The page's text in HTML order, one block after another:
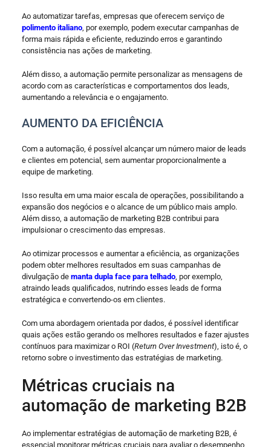
Ao automatizar tarefas, empresas que oferecem serviço de
polimento italiano, por exemplo, podem executar campanhas de
forma mais rápida e eficiente, reduzindo erros e garantindo
consistência nas ações de marketing.
Além disso, a automação permite personalizar as mensagens de
acordo com as características e comportamentos dos leads,
aumentando a relevância e o engajamento.
AUMENTO DA EFICIÊNCIA
Com a automação, é possível alcançar um número maior de leads
e clientes em potencial, sem aumentar proporcionalmente a
equipe de marketing.
Isso resulta em uma maior escala de operações, possibilitando a
expansão dos negócios e o alcance de um público mais amplo.
Além disso, a automação de marketing B2B contribui para
impulsionar o crescimento das empresas.
Ao otimizar processos e aumentar a eficiência, as organizações
podem obter melhores resultados em suas campanhas de
divulgação de manta dupla face para telhado, por exemplo,
atraindo leads qualificados, nutrindo esses leads de forma
estratégica e convertendo-os em clientes.
Com uma abordagem orientada por dados, é possível identificar
quais ações estão gerando os melhores resultados e fazer ajustes
contínuos para maximizar o ROI (Return Over Investment), isto é, o
retorno sobre o investimento das estratégias de marketing.
Métricas cruciais na
automação de marketing B2B
Ao implementar estratégias de automação de marketing B2B, é
essencial monitorar métricas cruciais para avaliar o desempenho